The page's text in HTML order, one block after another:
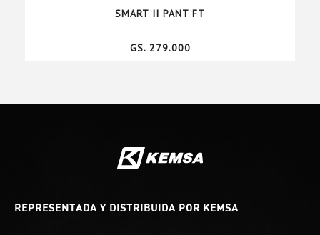
SMART II PANT FT
GS. 279.000
REPRESENTADA Y DISTRIBUIDA POR KEMSA